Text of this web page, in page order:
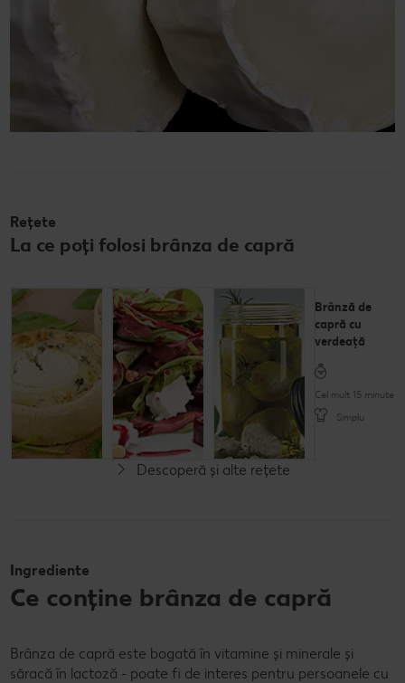
Rețete
La ce poți folosi brânza de capră
Tarte cu
spanac și
brânză de
capră
Cel mult 60 minute
Rafinat
Salată cu
brânză de
capră
Cel mult 60 minute
Rafinat
Brânză de
capră cu
verdeață
Cel mult 15 minute
Simplu
Descoperă și alte rețete
Ingrediente
Ce conține brânza de capră
Brânza de capră este bogată în vitamine și minerale și
săracă în lactoză - poate fi de interes pentru persoanele cu